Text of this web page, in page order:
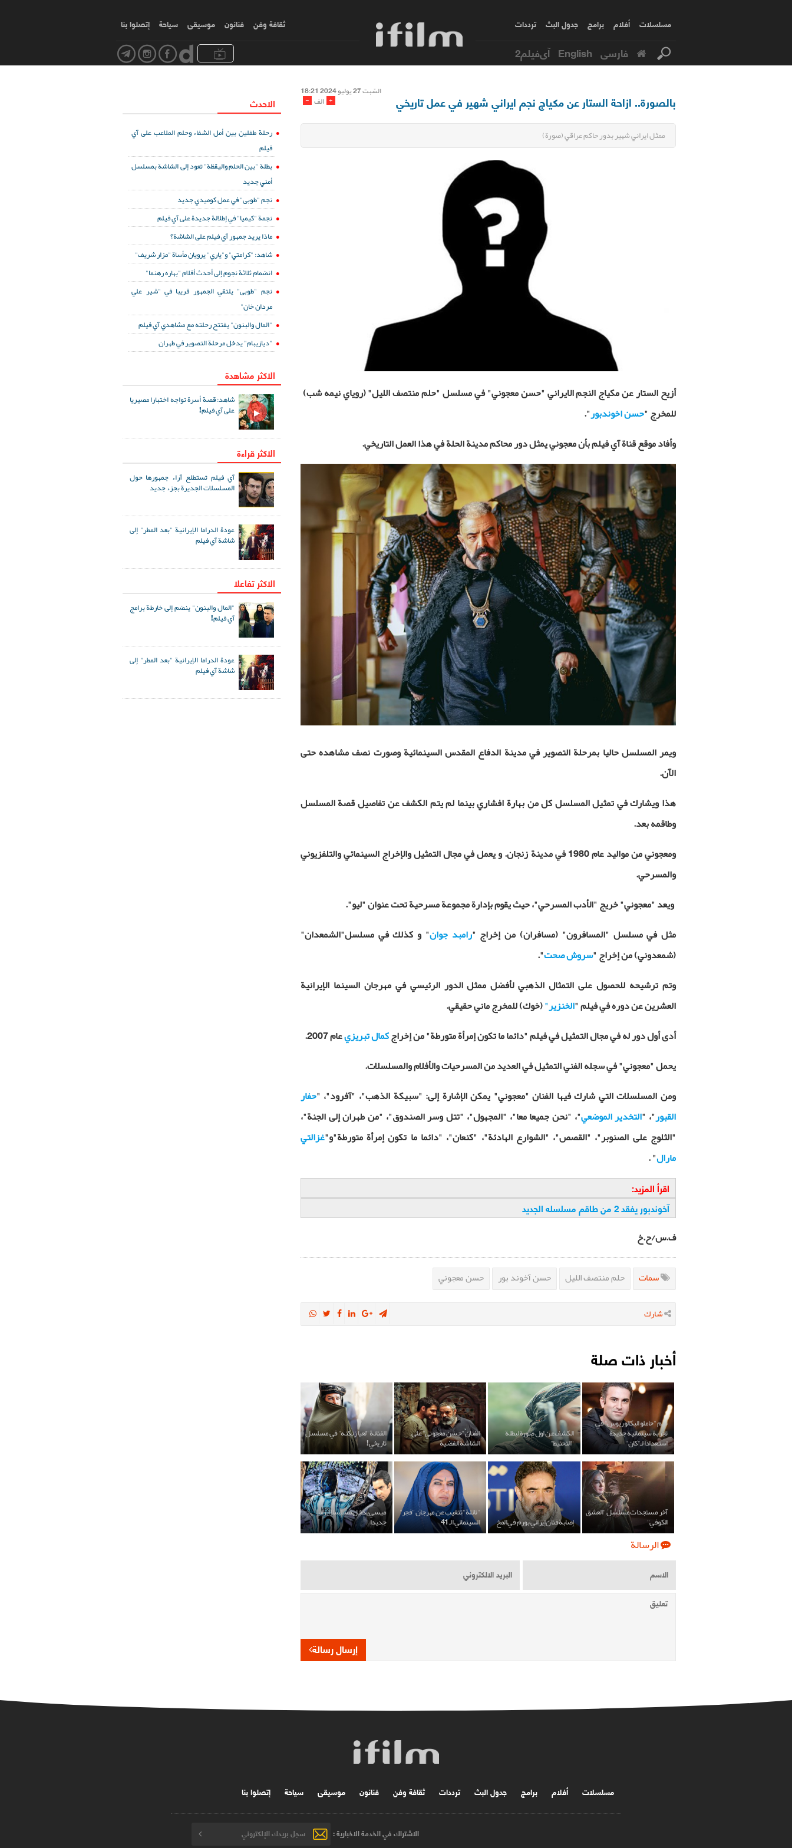
مسلسلات أفلام برامج جدول البث ترددات ثقافة وفن فنانون موسیقی سياحة إتصلوا بنا
فارسی English آی‌فیلم2
السّبت 27 یولیو 2024 18:21
- الف + بالصورة.. ازاحة الستار عن مكياج نجم ايراني شهير في عمل تاريخي
ممثل ايراني شهير بدور حاكم عراقي (صورة)
أزيح الستار عن مكياج النجم الايراني "حسن معجوني" في مسلسل "حلم منتصف الليل"(روياي نيمه شب)
للمخرج "حسن اخوندبور".
وأفاد موقع قناة آي فيلم بأن معجوني يمثل دور محاكم مدينة الحلة في هذا العمل التاريخي.
ويمر المسلسل حاليا بمرحلة التصوير في مدينة الدفاع المقدس السينمائية وصورت نصف مشاهده حتى
الآن.
هذا ويشارك في تمثيل المسلسل كل من بهارة افشاري بينما لم يتم الكشف عن تفاصيل قصة المسلسل
وطاقمه بعد.
ومعجوني من مواليد عام 1980 في مدينة زنجان. و يعمل في مجال التمثيل والإخراج السينمائي والتلفزيوني
والمسرحي.
ويعد "معجوني" خريج "الأدب المسرحي"، حيث يقوم بإدارة مجموعة مسرحية تحت عنوان "ليو".
مثل في مسلسل "المسافرون" (مسافران) من إخراج "رامبد جوان" و كذلك في مسلسل"الشمعدان"
(شمعدوني) من إخراج "سروش صحت".
وتم ترشيحه للحصول على التمثال الذهبي لأفضل ممثل الدور الرئيسي في مهرجان السينما الإيرانية
العشرين عن دوره في فيلم "الخنزير"(خوك) للمخرج ماني حقيقي.
أدى أول دور له في مجال التمثيل في فيلم "دائما ما تكون إمرأة متورطة" من إخراجكمال تبريزيعام 2007.
يحمل "معجوني" في سجله الفني التمثيل في العديد من المسرحيات والأفلام والمسلسلات.
ومن المسلسلات التي شارك فيها الفنان "معجوني" يمكن الإشارة إلى: "سبيكة الذهب"، "آفرود"، "حفار
القبور"، "التخدير الموضعي"، "نحن جميعا معا"، "المجهول"، "تتل وسر الصندوق"، "من طهران إلى الجنة"،
"الثلوج على الصنوبر"، "القصص"، "الشوارع الهادئة"، "كنعان"، "دائما ما تكون إمرأة متورطة"و"غزالتي
مارال" .
اقرأ المزيد:
آخوندبور يفقد 2 من طاقم مسلسله الجديد
ف.س/ح.خ
سمات حلم منتصف الليل حسن آخوند بور حسن معجوني
شارك
أخبار ذات صلة
نجم "حاملو البكالوريوس" في
تجربة سينمائية جديدة
استعدادا لـ"كان"
الكشف عن اول صورة لبطلة
"التحنيط"
الفنان "حسن معجوني" على
الشاشة الفضية
الفنانة "لعيا زنكنه" في مسلسل
تاريخي!
آخر مستجدات مسلسل "العشق
الكوفي" إصابة فنان إيراني بورم في المخ
"نائلة" تتغيب عن مهرجان "فجر"
السينمائي الـ 41
ميسي يدخل مسلسلا ايرانيا
جديدا
الرسالة
إرسال رسالة
الاحدث
رحلة طفلين بين أمل الشفاء وحلم الملاعب على آي
فيلم
بطلة "بين الحلم واليقظة" تعود إلى الشاشة بمسلسل
أمني جديد
نجم "طوبى" في عمل كوميدي جديد
نجمة "كيميا" في إطلالة جديدة على آي فيلم
ماذا يريد جمهور آي فيلم على الشاشة؟
شاهد: "كرامتي" و"ياري" يرويان مأساة "مزار شريف"
انضمام ثلاثة نجوم إلى أحدث أفلام "بهاره رهنما"
نجم "طوبى" يلتقي الجمهور قريبا في "شير علي
مردان خان"
"المال والبنون" يفتتح رحلته مع مشاهدي آي فيلم
"ديازيبام" يدخل مرحلة التصوير في طهران
الاكثر مشاهدة
شاهد: قصة أسرة تواجه اختبارا مصيريا
على آي فيلم!
الاكثر قراءة
آي فيلم تستطلع آراء جمهورها حول
المسلسلات الجديرة بجزء جديد
عودة الدراما الإيرانية "بعد المطر" إلى
شاشة آي فيلم
الاکثر تفاعلا
"المال والبنون" ينضم إلى خارطة برامج
آي فيلم!
عودة الدراما الإيرانية "بعد المطر" إلى
شاشة آي فيلم
مسلسلات أفلام برامج جدول البث ترددات ثقافة وفن فنانون موسیقی سياحة إتصلوا بنا
الاشتراك في الخدمة الاخبارية :